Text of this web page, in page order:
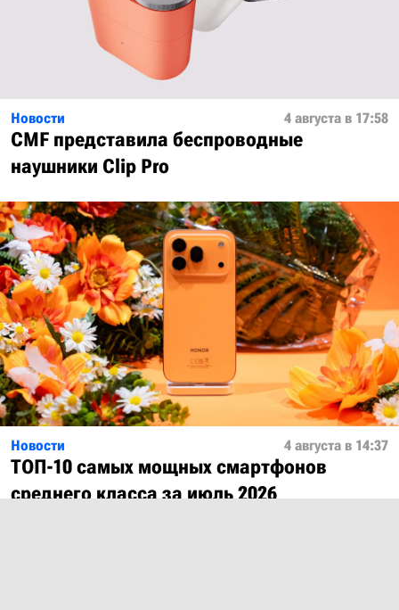
Новости 4 августа в 17:58
CMF представила беспроводные
наушники Clip Pro
Новости 4 августа в 14:37
ТОП-10 самых мощных смартфонов
среднего класса за июль 2026